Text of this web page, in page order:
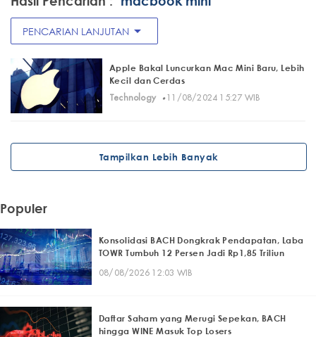
PENCARIAN LANJUTAN arrow_drop_down
Apple Bakal Luncurkan Mac Mini Baru, Lebih
Kecil dan Cerdas
Technology
· 11/08/2024 15:27 WIB
Tampilkan Lebih Banyak
Populer
Konsolidasi BACH Dongkrak Pendapatan, Laba
TOWR Tumbuh 12 Persen Jadi Rp1,85 Triliun
08/08/2026 12:03 WIB
Daftar Saham yang Merugi Sepekan, BACH
hingga WINE Masuk Top Losers